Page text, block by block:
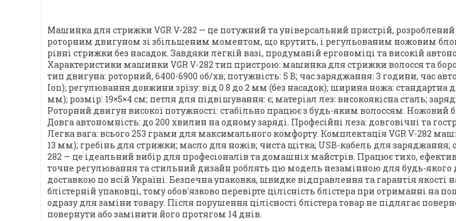
Машинка для стрижки VGR V-282 — це потужний та універсальний пристрій,
роторним двигуном зі збільшеним моментом, що крутить, і регульованим ножовим
рівні стрижки без насадок. Завдяки легкій вазі, продуманій ергономіці та високій
Характеристики машинки VGR V-282 тип пристрою: машинка для стрижки волосся та
тип двигуна: роторний, 6400-6900 об/хв; потужність: 5 В; час заряджання: 3 години; час
Ion); регулювання довжини зрізу: від 0.8 до 2 мм (без насадок); ширина ножа: стандартна
мм); розмір: 19×5×4 см; петля для підвішування: є; матеріал лез: високоякісна сталь;
Роторний двигун високої потужності: стабільно працює з будь-яким волоссям.
Довга автономність: до 200 хвилин на одному заряді. Професійні леза: довговічні та
Легка вага: всього 253 грами для максимального комфорту. Комплектація VGR V-282
13 мм); гребінь для стрижки; масло для ножів; чиста щітка; USB-кабель для
282 — це ідеальний вибір для професіоналів та домашніх майстрів. Працює тихо,
точне регулювання та стильний дизайн роблять цю модель незамінною для будь-якого
доставкою по всій Україні. Безпечна упаковка, швидке відправлення та гарантія
блістерній упаковці, тому обов'язково перевірте цілісність блістера при отриманні на
одразу для заміни товару. Після порушення цілісності блістера товар не підлягає
повернути або замінити його протягом 14 днів.